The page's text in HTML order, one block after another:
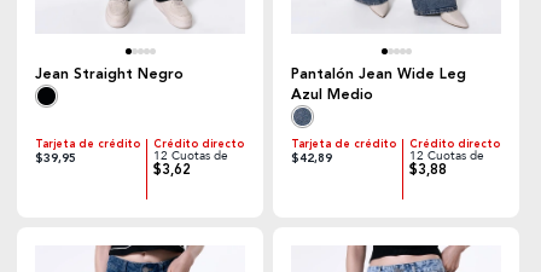
Jean Straight Negro
Tarjeta de crédito
$39,95
Crédito directo
12 Cuotas de
$3,62
Pantalón Jean Wide Leg
Azul Medio
Tarjeta de crédito
$42,89
Crédito directo
12 Cuotas de
$3,88